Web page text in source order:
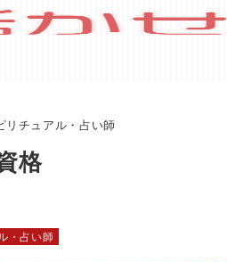
リチュアル・占い師
格
・占い師